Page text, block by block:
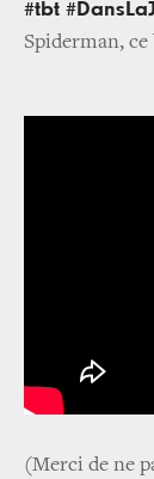
#tbt
Spiderman,
(Merci de ne